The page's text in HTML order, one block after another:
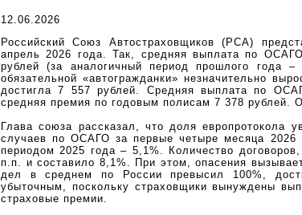
12.06.2026
Российский Союз Автостраховщиков (РСА)
апрель 2026 года. Так, средняя выплата по
рублей (за аналогичный период прошлого года
обязательной «автогражданки» незначительно
достигла 7 557 рублей. Средняя выплата по
средняя премия по годовым полисам 7 378
Глава союза рассказал, что доля европротокола
случаев по ОСАГО за первые четыре месяца 2026
периодом 2025 года – 5,1%. Количество
п.п. и составило 8,1%. При этом, опасения
дел в среднем по России превысил 100%,
убыточным, поскольку страховщики вынуждены
страховые премии.